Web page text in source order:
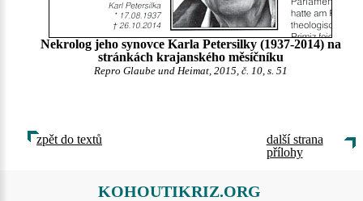
Nekrolog jeho synovce Karla Petersilky (1937-2014) na
stránkách krajanského měsíčníku
Repro Glaube und Heimat, 2015, č. 10, s. 51
zpět do textů
další strana
přílohy
KOHOUTIKRIZ.ORG